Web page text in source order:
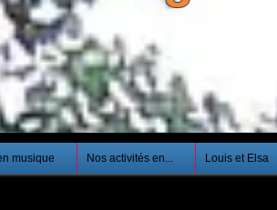
musique Nos activités en... Louis et Elsa